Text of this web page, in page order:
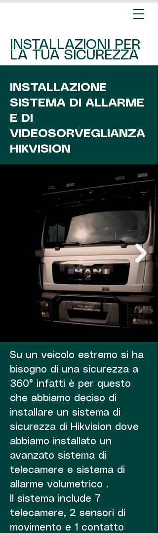
INSTALLAZIONI PER
LA TUA SICUREZZA
INSTALLAZIONE
SISTEMA DI ALLARME
E DI
VIDEOSORVEGLIANZA
HIKVISION
Su un veicolo estremo si ha
bisogno di una sicurezza a
360° infatti è per questo
che abbiamo deciso di
installare un sistema di
sicurezza di Hikvision dove
abbiamo installato un
avanzato sistema di
telecamere e sistema di
allarme volumetrico .
Il sistema include 7
telecamere, 2 sensori di
movimento e 1 contatto